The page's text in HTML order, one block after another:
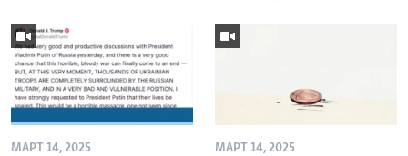
МАРТ 14, 2025 МАРТ 14, 2025